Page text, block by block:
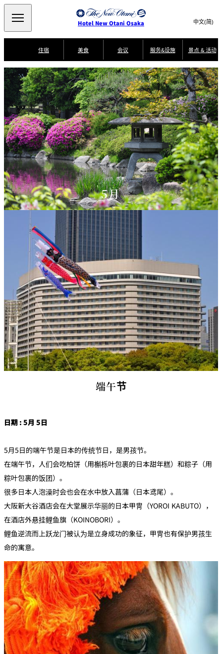
Hotel New Otani Osaka Search
サ
ト
内
検
索
窓
を
開
閉
言
切
替
え
メ
ニ
ュ
ー
を
開
閉
JP(日本語)
EN
中文(简)(中文(简))
한국어(한국어)
Select Language▼
住宿
服
务
指
南
客
房
服
务
豪
华
早
餐
T
er
m
s
a
n
d
C
o
n
di
ti
o
n
s
f
o
c
o
m
m
o
d
at
io
n
C
o
n
tr
a
ct
s
美食
美食
SATSUKI SAKURA Keyaki Isshin
面店
NAKAJIMA 乾山
叙々苑 游玄
亭 KAGAIRO
藤尾 大观苑 Mikan
SATSUKI
LOUNGE
Patisserie
SATSUKI CASTLE 四季天空酒廊 客房服务
会议 服务&设施 景点 & 活动
景
点
&
活
动
景点 活动
5月
端午节
日期 : 5月 5日
5月5日的端午节是日本的传统节日，是男孩节。
在端午节，人们会吃柏饼（用槲栎叶包裹的日本甜年糕）和粽子（用
粽叶包裹的饭团）。
很多日本人泡澡时会也会在水中放入菖蒲（日本鸢尾）。
大阪新大谷酒店会在大堂展示华丽的日本甲冑（YOROI KABUTO），
在酒店外悬挂鲤鱼旗（KOINOBORI）。
鲤鱼逆流而上跃龙门被认为是立身成功的象征，甲冑也有保护男孩生
命的寓意。